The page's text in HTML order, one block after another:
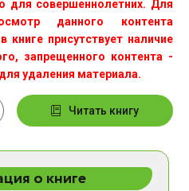
для совершеннолетних. Для
данного контента
присутствует наличие
запрещенного контента -
удаления материала.
Читать книгу
о книге